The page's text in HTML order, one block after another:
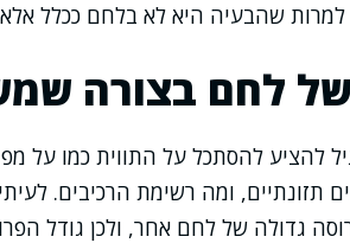
שהבעיה היא לא בלחם ככלל
של לחם בצורה
להציע להסתכל על התווית כמו על
סיבים תזונתיים, ומה רשימת הרכיבים.
גדולה של לחם אחר, ולכן גודל